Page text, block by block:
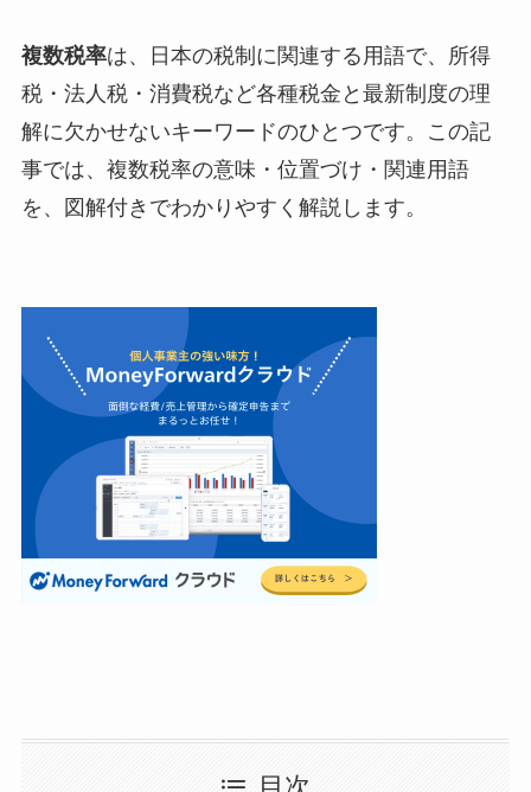
複数税率は、日本の税制に関連する用語で、所得
税・法人税・消費税など各種税金と最新制度の理
解に欠かせないキーワードのひとつです。この記
事では、複数税率の意味・位置づけ・関連用語
を、図解付きでわかりやすく解説します。